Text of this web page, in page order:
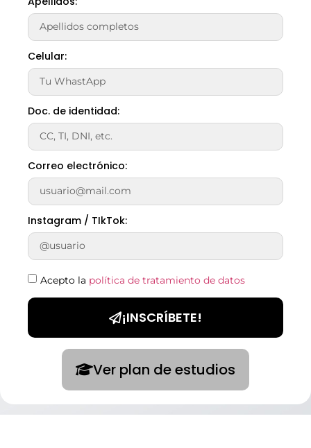
Celular:
Doc. de identidad:
Correo electrónico:
Instagram / TIkTok:
Acepto la política de tratamiento de datos
¡INSCRÍBETE!
Ver plan de estudios